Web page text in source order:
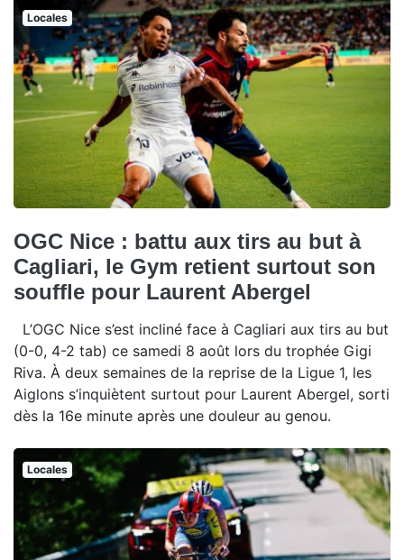
Locales
OGC Nice : battu aux tirs au but à
Cagliari, le Gym retient surtout son
souffle pour Laurent Abergel
L’OGC Nice s’est incliné face à Cagliari aux tirs au but
(0-0, 4-2 tab) ce samedi 8 août lors du trophée Gigi
Riva. À deux semaines de la reprise de la Ligue 1, les
Aiglons s’inquiètent surtout pour Laurent Abergel, sorti
dès la 16e minute après une douleur au genou.
Locales